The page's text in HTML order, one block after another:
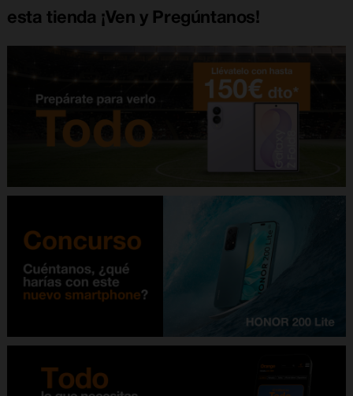
esta tienda ¡Ven y Pregúntanos!